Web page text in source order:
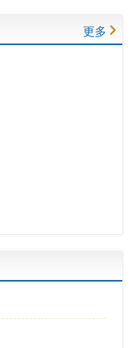
更多